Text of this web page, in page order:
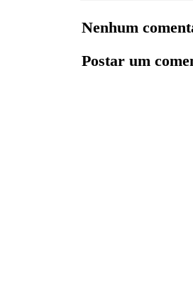
Nenhum
Postar um